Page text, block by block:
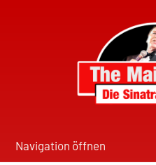
Navigation öffnen